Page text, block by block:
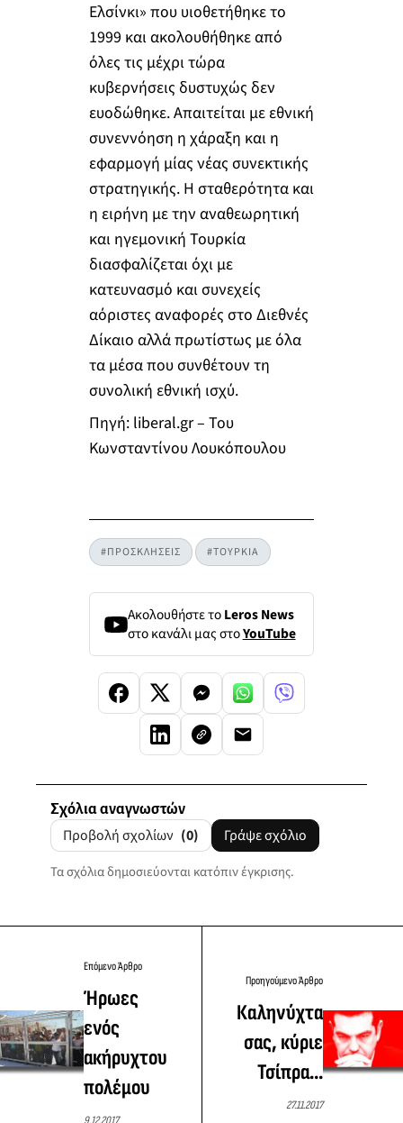
Ελσίνκι» που υιοθετήθηκε το
1999 και ακολουθήθηκε από
όλες τις μέχρι τώρα
κυβερνήσεις δυστυχώς δεν
ευοδώθηκε. Απαιτείται με εθνική
συνεννόηση η χάραξη και η
εφαρμογή μίας νέας συνεκτικής
στρατηγικής. Η σταθερότητα και
η ειρήνη με την αναθεωρητική
και ηγεμονική Τουρκία
διασφαλίζεται όχι με
κατευνασμό και συνεχείς
αόριστες αναφορές στο Διεθνές
Δίκαιο αλλά πρωτίστως με όλα
τα μέσα που συνθέτουν τη
συνολική εθνική ισχύ.
Πηγή: liberal.gr – Του
Κωνσταντίνου Λουκόπουλου
#ΠΡΟΣΚΛΗΣΕΙΣ #ΤΟΥΡΚΙΑ
Ακολουθήστε τοLeros News
στο κανάλι μας στοYouTube
Σχόλια αναγνωστών
Προβολή σχολίων (0) Γράψε σχόλιο
Τα σχόλια δημοσιεύονται κατόπιν έγκρισης.
Επόμενο Άρθρο
Ήρωες
ενός
ακήρυχτου
πολέμου
Προηγούμενο Άρθρο
Καληνύχτα
σας, κύριε
Τσίπρα...
27.11.2017